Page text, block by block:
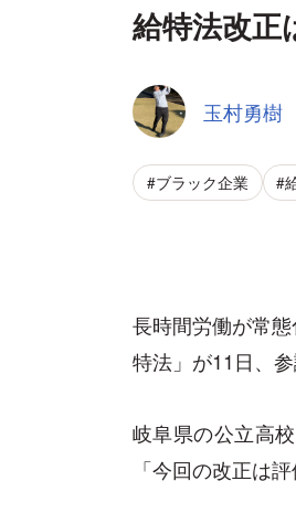
給特法改正
玉村勇樹
#ブラック企業 #
長時間労働が常
特法」が11日、
岐阜県の公立高
「今回の改正は